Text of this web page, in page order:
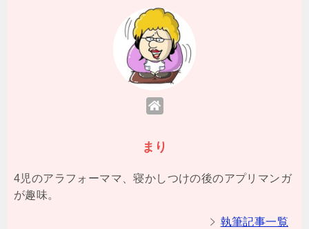
まり
4児のアラフォーママ、寝かしつけの後のアプリマンガ
が趣味。
執筆記事一覧